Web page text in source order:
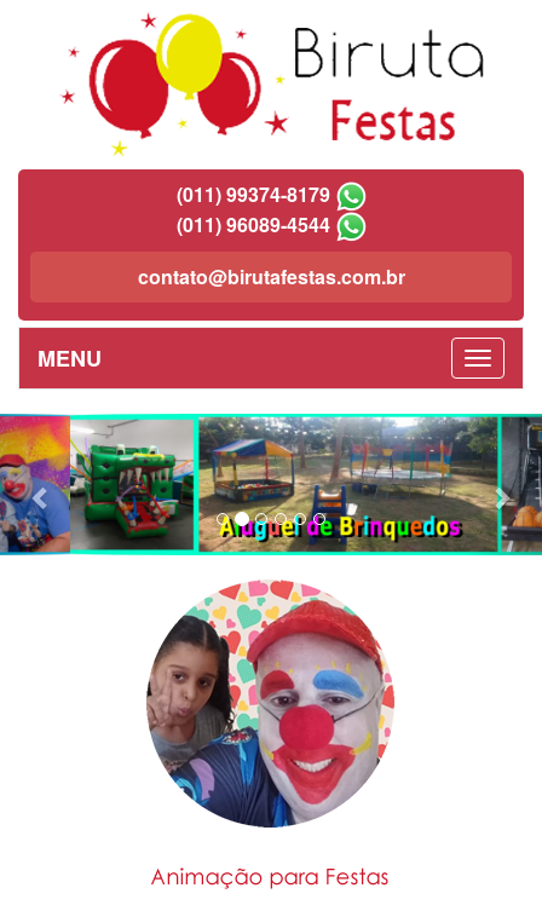
(011) 99374-8179
(011) 96089-4544
contato@birutafestas.com.br
MENU
Previous